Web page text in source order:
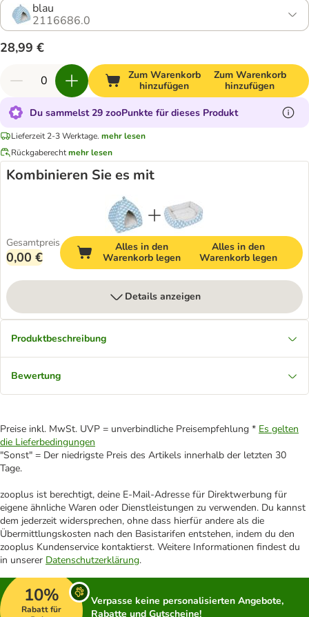
blau
2116686.0
28,99 €
Zum Warenkorb
hinzufügen
Zum Warenkorb
hinzufügen
Du sammelst 29 zooPunkte für dieses Produkt
Lieferzeit 2-3 Werktage. mehr lesen
Rückgaberechtmehr lesen
Kombinieren Sie es mit
Gesamtpreis
0,00 €
Alles in den
Warenkorb legen
Alles in den
Warenkorb legen
Details anzeigen
Produktbeschreibung
Bewertung
Preise inkl. MwSt. UVP = unverbindliche Preisempfehlung * Es gelten
die Lieferbedingungen
"Sonst" = Der niedrigste Preis des Artikels innerhalb der letzten 30
Tage.
zooplus ist berechtigt, deine E-Mail-Adresse für Direktwerbung für
eigene ähnliche Waren oder Dienstleistungen zu verwenden. Du kannst
dem jederzeit widersprechen, ohne dass hierfür andere als die
Übermittlungskosten nach den Basistarifen entstehen, indem du den
zooplus Kundenservice kontaktierst. Weitere Informationen findest du
in unserer Datenschutzerklärung.
10%
Rabatt für
Verpasse keine personalisierten Angebote,
Rabatte und Gutscheine!